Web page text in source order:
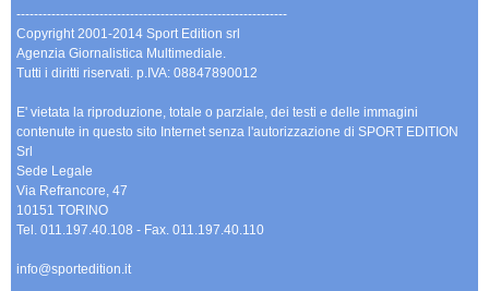
--------------------------------------------------------------
Copyright 2001-2014 Sport Edition srl
Agenzia Giornalistica Multimediale.
Tutti i diritti riservati. p.IVA: 08847890012
E' vietata la riproduzione, totale o parziale, dei testi e delle immagini
contenute in questo sito Internet senza l'autorizzazione di SPORT EDITION
Srl
Sede Legale
Via Refrancore, 47
10151 TORINO
Tel. 011.197.40.108 - Fax. 011.197.40.110
info@sportedition.it